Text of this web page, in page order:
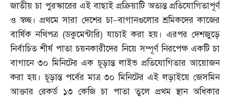
জাতীয় চা পুরস্কারের এই বাছাই প্রক্রিয়াটি অত্যন্ত প্রতিযোগিতাপূর্ণ
ও স্বচ্ছ। প্রথমে সারা দেশের চা–বাগানগুলোর শ্রমিকদের কাজের
বার্ষিক নথিপত্র (ডকুমেন্টারি)যাচাই করা হয়। এরপর দেশজুড়ে
নির্বাচিত শীর্ষ পাতা চয়নকারীদের নিয়ে সম্পূর্ণ নিরপেক্ষ একটি চা
বাগানে ৩০ মিনিটের এক চূড়ান্ত লাইভ প্রতিযোগিতার আয়োজন
করা হয়। চূড়ান্ত পর্বের মাত্র ৩০ মিনিটের এই লড়াইয়ে জেসমিন
আক্তার রেকর্ড ১৩ কেজি চা পাতা তুলে প্রথম স্থান অধিকার